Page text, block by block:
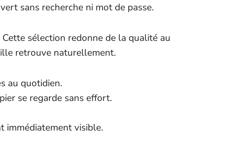
sans recherche ni mot de passe.
sélection redonne de la qualité au
retrouve naturellement.
au quotidien.
se regarde sans effort.
immédiatement visible.